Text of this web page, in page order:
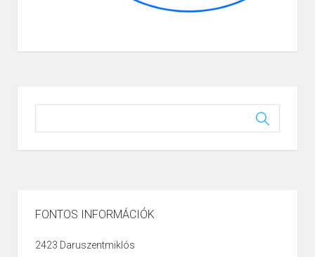
FONTOS INFORMÁCIÓK
2423 Daruszentmiklós